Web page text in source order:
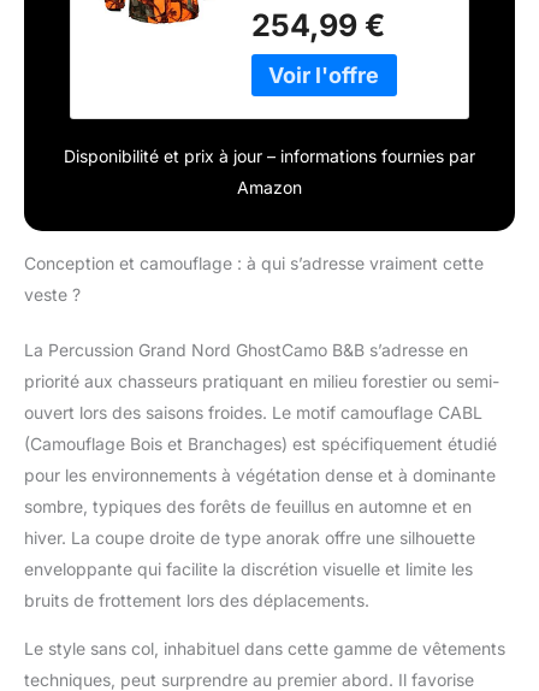
Vêtement de chasse
Homme > Vestes de
chasse La veste de
GhostCamo est une
véritable arme anti-
respirante et doublée
polaire. Produit
neuf, sous emballage
d'origine.
254,99 €
Disponibilité et prix à jour – informations fournies par
Amazon
Conception et camouflage : à qui s’adresse vraiment cette
veste ?
La Percussion Grand Nord GhostCamo B&B s’adresse en
priorité aux chasseurs pratiquant en milieu forestier ou semi-
ouvert lors des saisons froides. Le motif camouflage CABL
(Camouflage Bois et Branchages) est spécifiquement étudié
pour les environnements à végétation dense et à dominante
sombre, typiques des forêts de feuillus en automne et en
hiver. La coupe droite de type anorak offre une silhouette
enveloppante qui facilite la discrétion visuelle et limite les
bruits de frottement lors des déplacements.
Le style sans col, inhabituel dans cette gamme de vêtements
techniques, peut surprendre au premier abord. Il favorise